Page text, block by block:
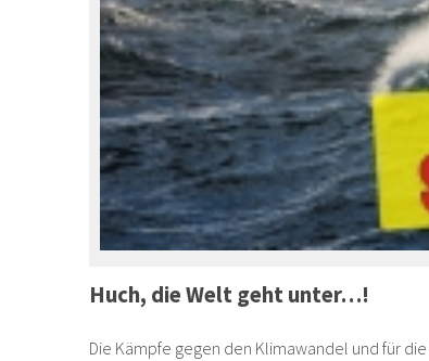
Huch, die Welt geht unter…!
Die Kämpfe gegen den Klimawandel und für